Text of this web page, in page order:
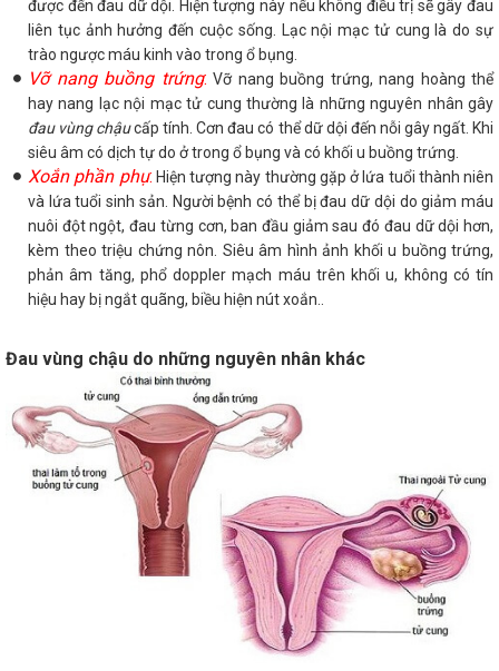
được đến đau dữ dội. Hiện tượng này nếu không điều trị sẽ gây đau
liên tục ảnh hưởng đến cuộc sống. Lạc nội mạc tử cung là do sự
trào ngược máu kinh vào trong ổ bụng.
Vỡ nang buồng trứng: Vỡ nang buồng trứng, nang hoàng thể
hay nang lạc nội mạc tử cung thường là những nguyên nhân gây
đau vùng chậucấp tính. Cơn đau có thể dữ dội đến nỗi gây ngất. Khi
siêu âm có dịch tự do ở trong ổ bụng và có khối u buồng trứng.
Xoắn phần phụ: Hiện tượng này thường gặp ở lứa tuổi thành niên
và lứa tuổi sinh sản. Người bệnh có thể bị đau dữ dội do giảm máu
nuôi đột ngột, đau từng cơn, ban đầu giảm sau đó đau dữ dội hơn,
kèm theo triệu chứng nôn. Siêu âm hình ảnh khối u buồng trứng,
phản âm tăng, phổ doppler mạch máu trên khối u, không có tín
hiệu hay bị ngắt quãng, biều hiện nút xoắn..
Đau vùng chậu do những nguyên nhân khác